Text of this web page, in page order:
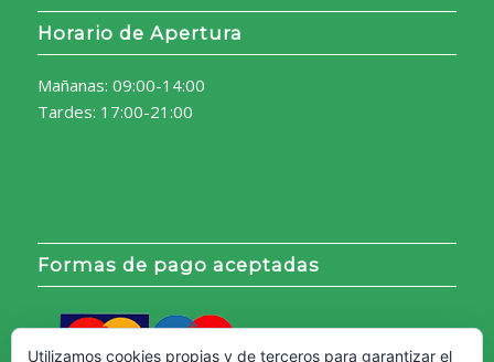
Horario de Apertura
Mañanas: 09:00-14:00
Tardes: 17:00-21:00
Formas de pago aceptadas
Utilizamos cookies propias y de terceros para garantizar el